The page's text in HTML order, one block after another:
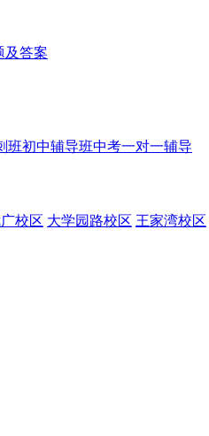
及答案
班初中辅导班中考一对一辅导
校区 大学园路校区 王家湾校区